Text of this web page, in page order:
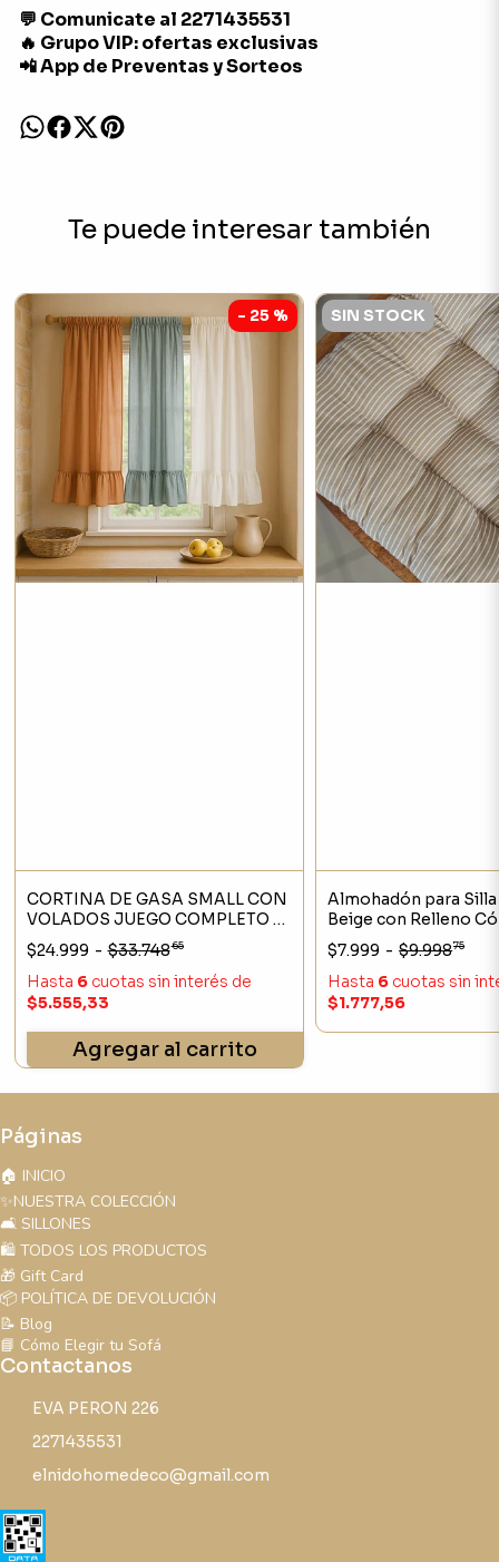
💬 Comunicate al 2271435531
🔥 Grupo VIP: ofertas exclusivas
📲 App de Preventas y Sorteos
Te puede interesar también
- 25 %
CORTINA DE GASA SMALL CON
VOLADOS JUEGO COMPLETO 2
PAÑOS DE 120X120CM
$24.999 - $33.74865
Hasta 6cuotas sin interés de
$5.555,33
Agregar al carrito
SIN STOCK
Almohadón para Silla
Beige con Relleno
Lavable
$7.999 - $9.99875
Hasta 6 cuotas sin
$1.777,56
Páginas
🏠 INICIO
✨NUESTRA COLECCIÓN
🛋️ SILLONES
🛍️ TODOS LOS PRODUCTOS
🎁 Gift Card
📦 POLÍTICA DE DEVOLUCIÓN
📝 Blog
📘 Cómo Elegir tu Sofá
Contactanos
EVA PERON 226
2271435531
elnidohomedeco@gmail.com